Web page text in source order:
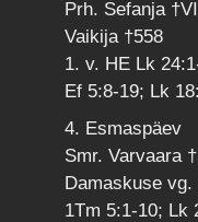
Prh. Sefanja
Vaikija †558
1. v. HE Lk
Ef 5:8-19; Lk
4. Esmaspäev
Smr. Varvaara
Damaskuse vg.
1Tm 5:1-10; Lk